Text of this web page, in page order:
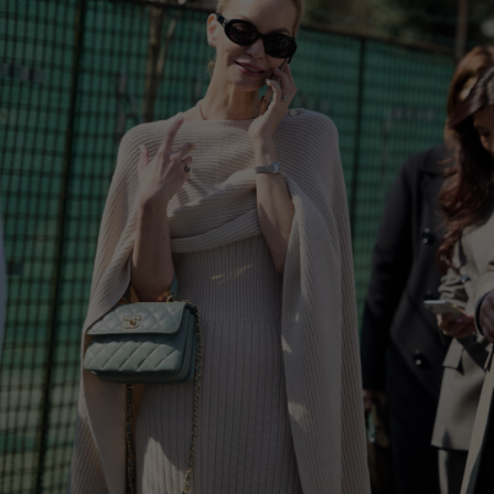
238.94
Germany
Ireland
Italy
Lithuania